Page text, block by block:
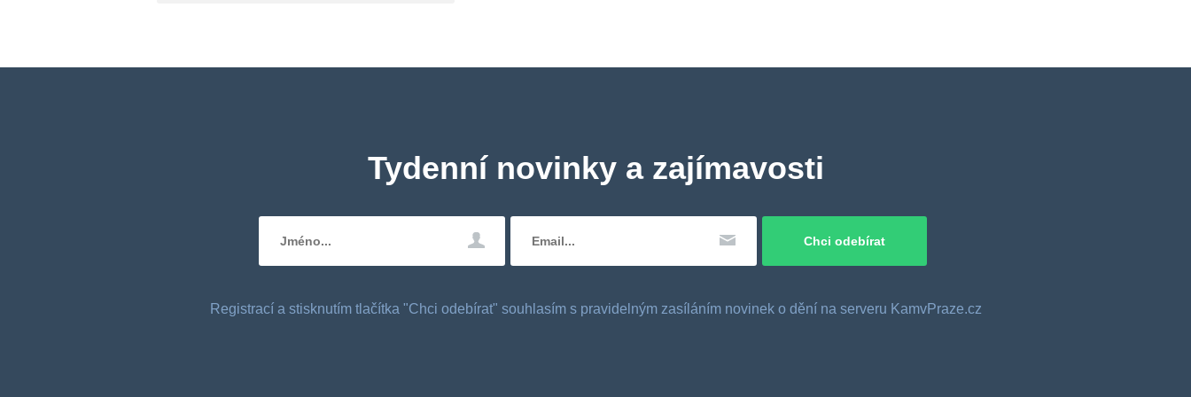
Tydenní novinky a zajímavosti
Registrací a stisknutím tlačítka "Chci odebírat" souhlasím s pravidelným zasíláním novinek o dění na serveru KamvPraze.cz